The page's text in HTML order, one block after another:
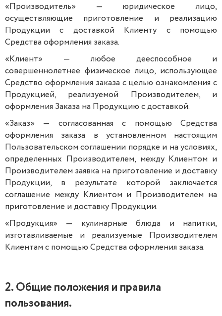
«Производитель» — юридическое лицо,
осуществляющие приготовление и реализацию
Продукции с доставкой Клиенту с помощью
Средства оформления заказа.
«Клиент» — любое дееспособное и
совершеннолетнее физическое лицо, использующее
Средство оформления заказа с целью ознакомления с
Продукцией, реализуемой Производителем, и
оформления Заказа на Продукцию с доставкой.
«Заказ» — согласованная с помощью Средства
оформления заказа в установленном настоящим
Пользовательском соглашении порядке и на условиях,
определенных Производителем, между Клиентом и
Производителем заявка на приготовление и доставку
Продукции, в результате которой заключается
соглашение между Клиентом и Производителем на
приготовление и доставку Продукции.
«Продукция» — кулинарные блюда и напитки,
изготавливаемые и реализуемые Производителем
Клиентам с помощью Средства оформления заказа.
2. Общие положения и правила
пользования.